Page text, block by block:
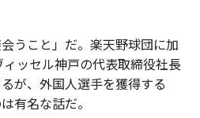
うこと」だ。楽天野球団に加
ッセル神戸の代表取締役社長
が、外国人選手を獲得する
有名な話だ。